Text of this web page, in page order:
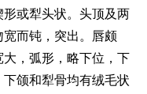
或犁头状。头顶及两
而钝，突出。唇颇
，弧形，略下位，下
颌和犁骨均有绒毛状